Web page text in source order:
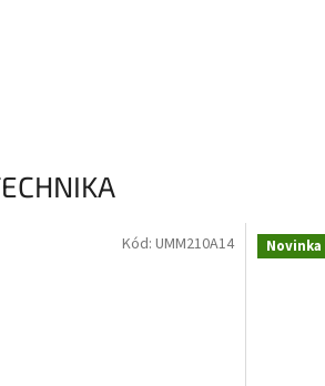
Kód: UMM210A14 Novinka